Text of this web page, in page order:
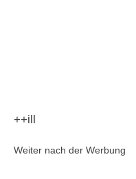
++ill
Weiter nach der Werbung